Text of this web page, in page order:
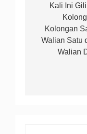
posKali Ini
Kolongan
Walian Satu
Walian